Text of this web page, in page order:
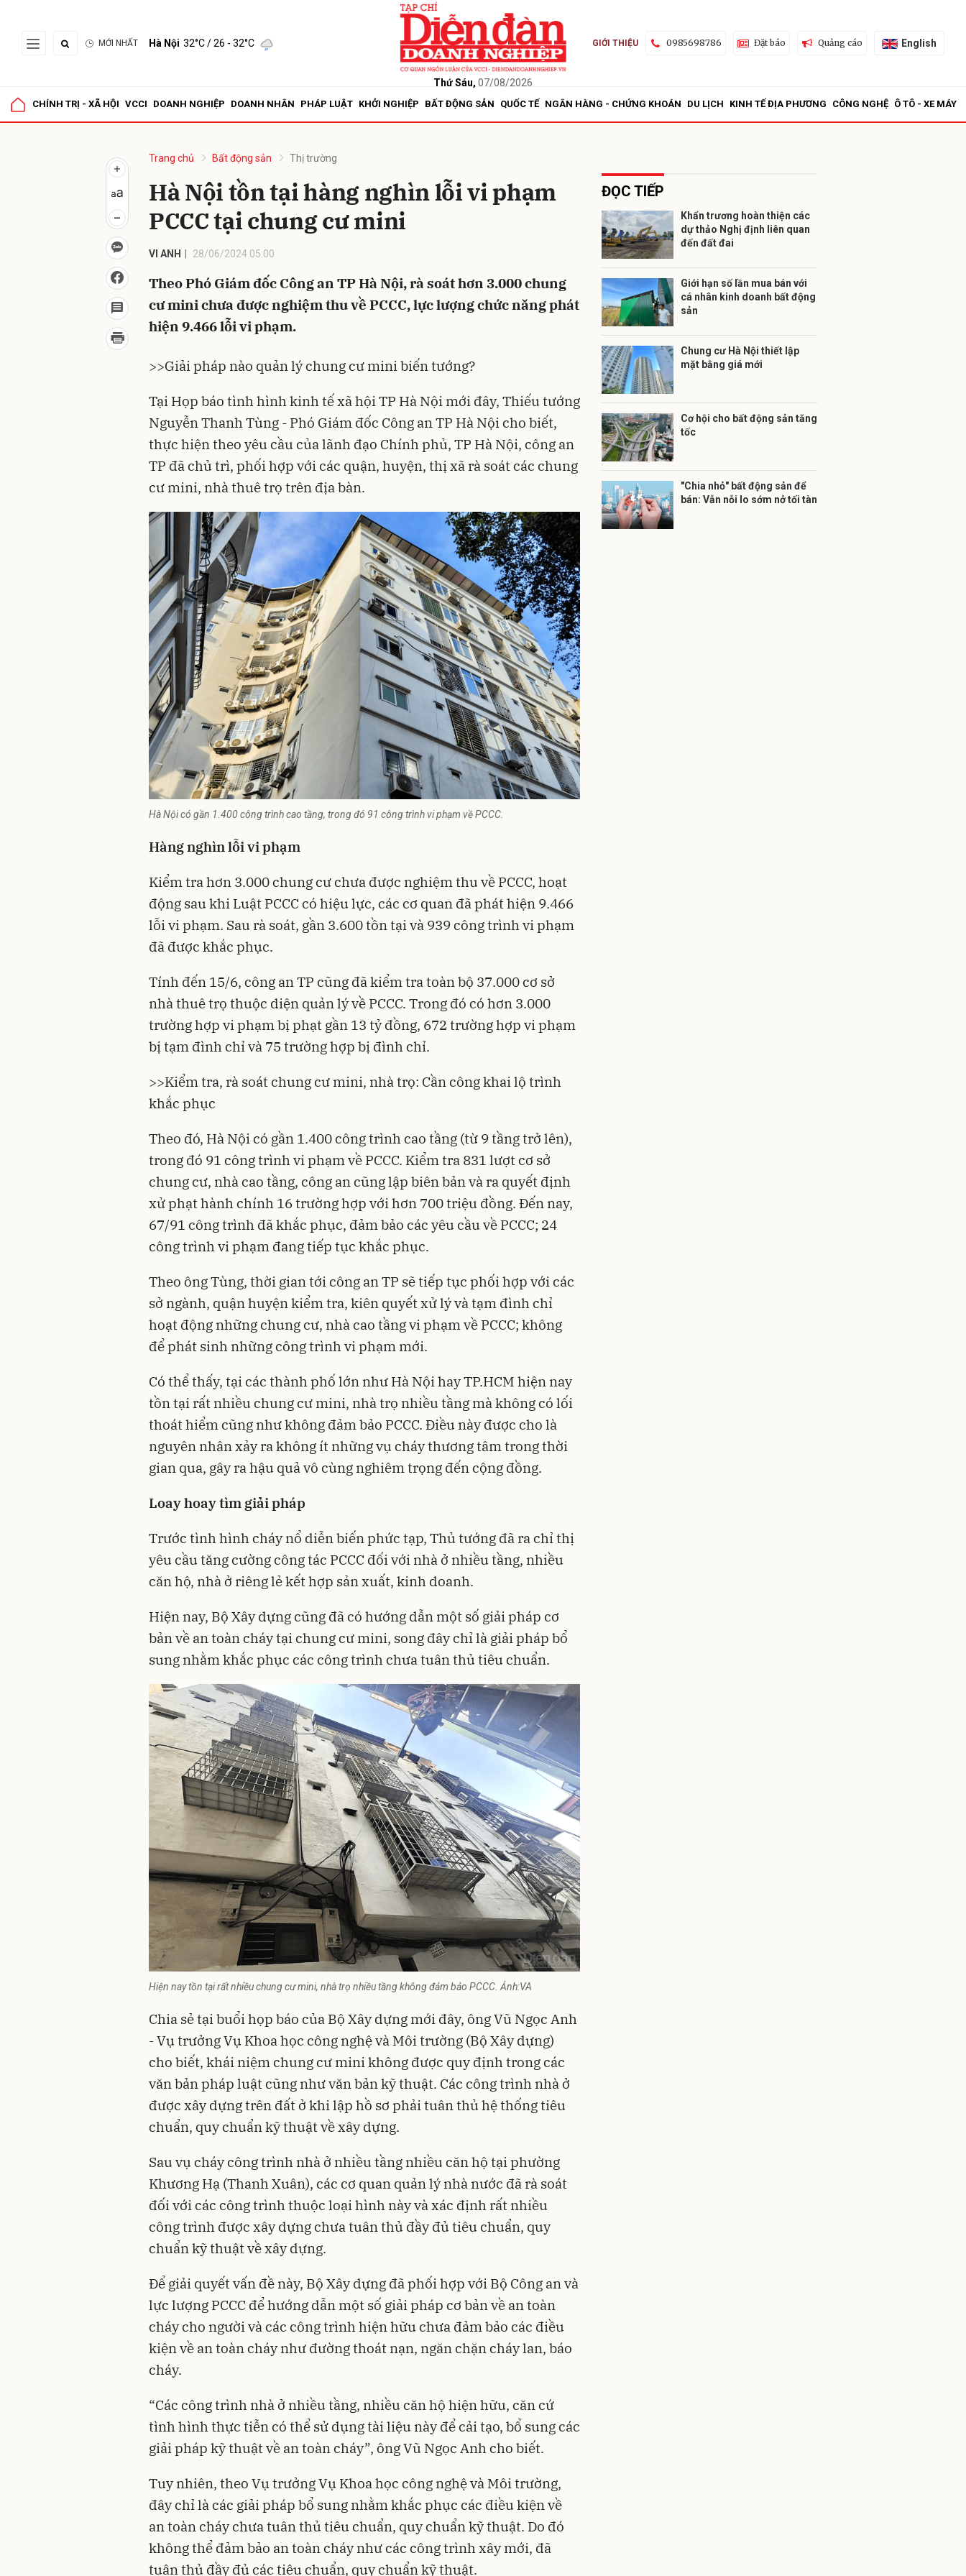
MỚI NHẤT Hà Nội 32°C/ 26 - 32°C
Thứ Sáu, 07/08/2026
GIỚI THIỆU 0985698786 Đặt báo Quảng cáo English
CHÍNH TRỊ - XÃ HỘI VCCI DOANH NGHIỆP DOANH NHÂN PHÁP LUẬT KHỞI NGHIỆP BẤT ĐỘNG SẢN QUỐC TẾ NGÂN HÀNG - CHỨNG KHOÁN DU LỊCH KINH TẾ ĐỊA PHƯƠNG CÔNG NGHỆ Ô TÔ - XE MÁY
Trang chủ Bất động sản Thị trường
Hà Nội tồn tại hàng nghìn lỗi vi phạm
PCCC tại chung cư mini
VI ANH 28/06/2024 05:00
Theo Phó Giám đốc Công an TP Hà Nội, rà soát hơn 3.000 chung
cư mini chưa được nghiệm thu về PCCC, lực lượng chức năng phát
hiện 9.466 lỗi vi phạm.
>>Giải pháp nào quản lý chung cư mini biến tướng?
Tại Họp báo tình hình kinh tế xã hội TP Hà Nội mới đây, Thiếu tướng
Nguyễn Thanh Tùng - Phó Giám đốc Công an TP Hà Nội cho biết,
thực hiện theo yêu cầu của lãnh đạo Chính phủ, TP Hà Nội, công an
TP đã chủ trì, phối hợp với các quận, huyện, thị xã rà soát các chung
cư mini, nhà thuê trọ trên địa bàn.
Hà Nội có gần 1.400 công trình cao tầng, trong đó 91 công trình vi phạm về PCCC.
Hàng nghìn lỗi vi phạm
Kiểm tra hơn 3.000 chung cư chưa được nghiệm thu về PCCC, hoạt
động sau khi Luật PCCC có hiệu lực, các cơ quan đã phát hiện 9.466
lỗi vi phạm. Sau rà soát, gần 3.600 tồn tại và 939 công trình vi phạm
đã được khắc phục.
Tính đến 15/6, công an TP cũng đã kiểm tra toàn bộ 37.000 cơ sở
nhà thuê trọ thuộc diện quản lý về PCCC. Trong đó có hơn 3.000
trường hợp vi phạm bị phạt gần 13 tỷ đồng, 672 trường hợp vi phạm
bị tạm đình chỉ và 75 trường hợp bị đình chỉ.
>>Kiểm tra, rà soát chung cư mini, nhà trọ: Cần công khai lộ trình
khắc phục
Theo đó, Hà Nội có gần 1.400 công trình cao tầng (từ 9 tầng trở lên),
trong đó 91 công trình vi phạm về PCCC. Kiểm tra 831 lượt cơ sở
chung cư, nhà cao tầng, công an cũng lập biên bản và ra quyết định
xử phạt hành chính 16 trường hợp với hơn 700 triệu đồng. Đến nay,
67/91 công trình đã khắc phục, đảm bảo các yêu cầu về PCCC; 24
công trình vi phạm đang tiếp tục khắc phục.
Theo ông Tùng, thời gian tới công an TP sẽ tiếp tục phối hợp với các
sở ngành, quận huyện kiểm tra, kiên quyết xử lý và tạm đình chỉ
hoạt động những chung cư, nhà cao tầng vi phạm về PCCC; không
để phát sinh những công trình vi phạm mới.
Có thể thấy, tại các thành phố lớn như Hà Nội hay TP.HCM hiện nay
tồn tại rất nhiều chung cư mini, nhà trọ nhiều tầng mà không có lối
thoát hiểm cũng như không đảm bảo PCCC. Điều này được cho là
nguyên nhân xảy ra không ít những vụ cháy thương tâm trong thời
gian qua, gây ra hậu quả vô cùng nghiêm trọng đến cộng đồng.
Loay hoay tìm giải pháp
Trước tình hình cháy nổ diễn biến phức tạp, Thủ tướng đã ra chỉ thị
yêu cầu tăng cường công tác PCCC đối với nhà ở nhiều tầng, nhiều
căn hộ, nhà ở riêng lẻ kết hợp sản xuất, kinh doanh.
Hiện nay, Bộ Xây dựng cũng đã có hướng dẫn một số giải pháp cơ
bản về an toàn cháy tại chung cư mini, song đây chỉ là giải pháp bổ
sung nhằm khắc phục các công trình chưa tuân thủ tiêu chuẩn.
Hiện nay tồn tại rất nhiều chung cư mini, nhà trọ nhiều tầng không đảm bảo PCCC. Ảnh:VA
Chia sẻ tại buổi họp báo của Bộ Xây dựng mới đây, ông Vũ Ngọc Anh
- Vụ trưởng Vụ Khoa học công nghệ và Môi trường (Bộ Xây dựng)
cho biết, khái niệm chung cư mini không được quy định trong các
văn bản pháp luật cũng như văn bản kỹ thuật. Các công trình nhà ở
được xây dựng trên đất ở khi lập hồ sơ phải tuân thủ hệ thống tiêu
chuẩn, quy chuẩn kỹ thuật về xây dựng.
Sau vụ cháy công trình nhà ở nhiều tầng nhiều căn hộ tại phường
Khương Hạ (Thanh Xuân), các cơ quan quản lý nhà nước đã rà soát
đối với các công trình thuộc loại hình này và xác định rất nhiều
công trình được xây dựng chưa tuân thủ đầy đủ tiêu chuẩn, quy
chuẩn kỹ thuật về xây dựng.
Để giải quyết vấn đề này, Bộ Xây dựng đã phối hợp với Bộ Công an và
lực lượng PCCC để hướng dẫn một số giải pháp cơ bản về an toàn
cháy cho người và các công trình hiện hữu chưa đảm bảo các điều
kiện về an toàn cháy như đường thoát nạn, ngăn chặn cháy lan, báo
cháy.
“Các công trình nhà ở nhiều tầng, nhiều căn hộ hiện hữu, căn cứ
tình hình thực tiễn có thể sử dụng tài liệu này để cải tạo, bổ sung các
giải pháp kỹ thuật về an toàn cháy”, ông Vũ Ngọc Anh cho biết.
Tuy nhiên, theo Vụ trưởng Vụ Khoa học công nghệ và Môi trường,
đây chỉ là các giải pháp bổ sung nhằm khắc phục các điều kiện về
an toàn cháy chưa tuân thủ tiêu chuẩn, quy chuẩn kỹ thuật. Do đó
không thể đảm bảo an toàn cháy như các công trình xây mới, đã
tuân thủ đầy đủ các tiêu chuẩn, quy chuẩn kỹ thuật.
ĐỌC TIẾP
Khẩn trương hoàn thiện các
dự thảo Nghị định liên quan
đến đất đai
Giới hạn số lần mua bán với
cá nhân kinh doanh bất động
sản
Chung cư Hà Nội thiết lập
mặt bằng giá mới
Cơ hội cho bất động sản tăng
tốc
"Chia nhỏ" bất động sản để
bán: Vẫn nỗi lo sớm nở tối tàn
Gửi